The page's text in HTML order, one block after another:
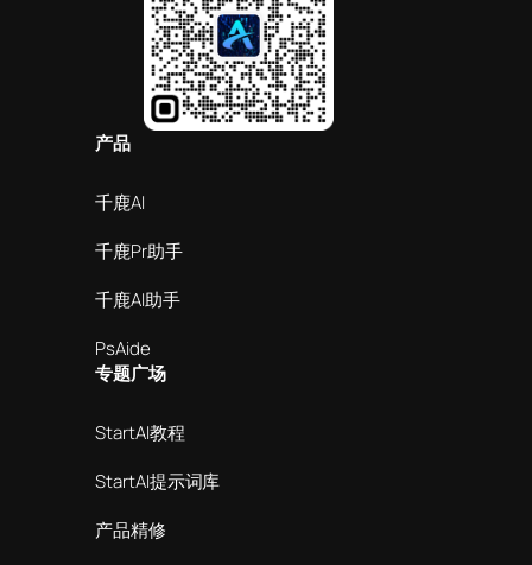
产品
千鹿AI
千鹿Pr助手
千鹿AI助手
PsAide
专题广场
StartAI教程
StartAI提示词库
产品精修